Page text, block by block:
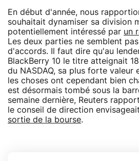
En début d'année, nous
souhaitait dynamiser sa division
potentiellement intéressé par un
Les deux parties ne semblent
d'accords. Il faut dire qu'au
BlackBerry 10 le titre atteignait
du NASDAQ, sa plus forte valeur
les choses ont cependant bien
est désormais tombé sous la
semaine dernière, Reuters
le conseil de direction
sortie de la bourse.